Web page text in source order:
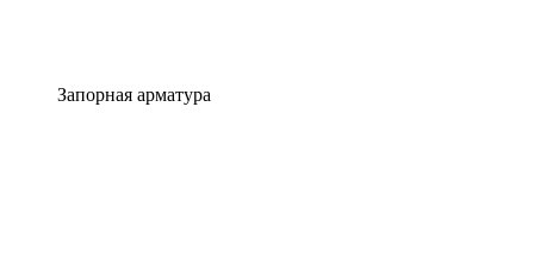
Запорная арматура